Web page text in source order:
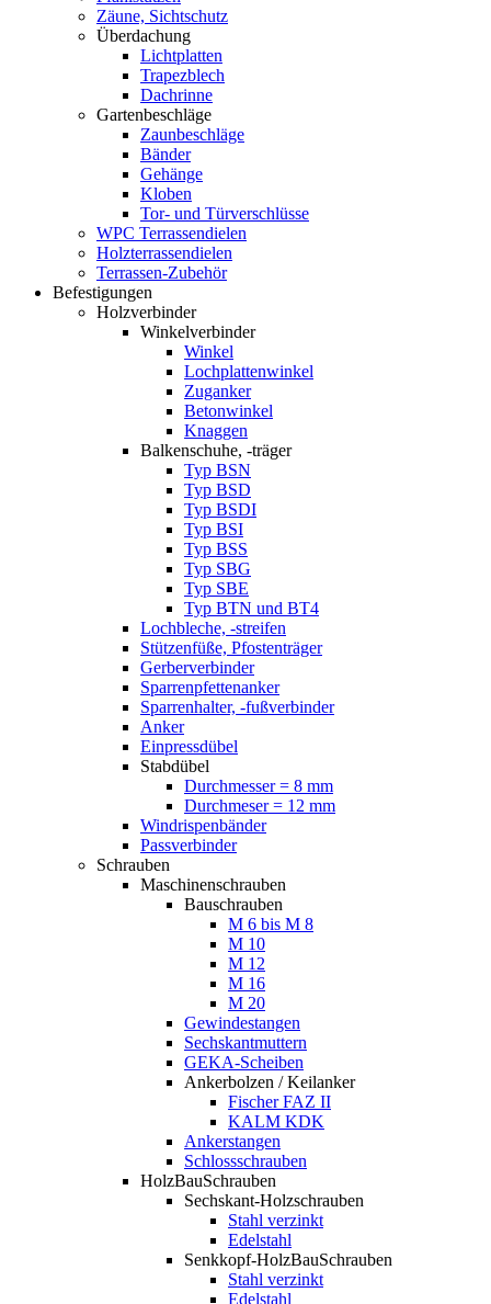
Zäune, Sichtschutz
Überdachung
Lichtplatten
Trapezblech
Dachrinne
Gartenbeschläge
Zaunbeschläge
Bänder
Gehänge
Kloben
Tor- und Türverschlüsse
WPC Terrassendielen
Holzterrassendielen
Terrassen-Zubehör
Befestigungen
Holzverbinder
Winkelverbinder
Winkel
Lochplattenwinkel
Zuganker
Betonwinkel
Knaggen
Balkenschuhe, -träger
Typ BSN
Typ BSD
Typ BSDI
Typ BSI
Typ BSS
Typ SBG
Typ SBE
Typ BTN und BT4
Lochbleche, -streifen
Stützenfüße, Pfostenträger
Gerberverbinder
Sparrenpfettenanker
Sparrenhalter, -fußverbinder
Anker
Einpressdübel
Stabdübel
Durchmesser = 8 mm
Durchmeser = 12 mm
Windrispenbänder
Passverbinder
Schrauben
Maschinenschrauben
Bauschrauben
M 6 bis M 8
M 10
M 12
M 16
M 20
Gewindestangen
Sechskantmuttern
GEKA-Scheiben
Ankerbolzen / Keilanker
Fischer FAZ II
KALM KDK
Ankerstangen
Schlossschrauben
HolzBauSchrauben
Sechskant-Holzschrauben
Stahl verzinkt
Edelstahl
Senkkopf-HolzBauSchrauben
Stahl verzinkt
Edelstahl